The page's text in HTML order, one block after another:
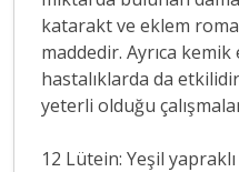
katarakt ve eklem
maddedir. Ayrıca
hastalıklarda da
yeterli olduğu
12 Lütein: Yeşil